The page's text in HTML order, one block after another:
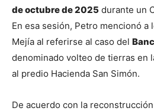
de octubre de 2025 durante un
En esa sesión, Petro mencionó a
Mejía al referirse al caso del
denominado volteo de tierras en
al predio Hacienda San Simón.
De acuerdo con la